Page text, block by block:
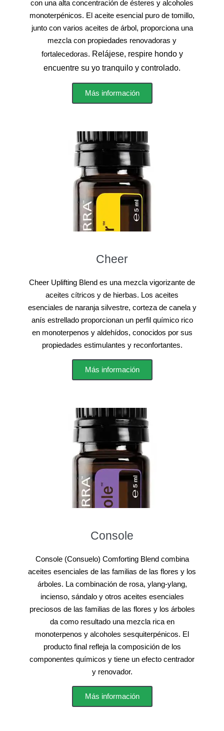
con una alta concentración de ésteres y alcoholes
monoterpénicos. El aceite esencial puro de tomillo,
junto con varios aceites de árbol, proporciona una
mezcla con propiedades renovadoras y
fortalecedoras. Relájese, respire hondo y
encuentre su yo tranquilo y controlado.
Más información
Cheer
Cheer Uplifting Blend es una mezcla vigorizante de
aceites cítricos y de hierbas. Los aceites
esenciales de naranja silvestre, corteza de canela y
anís estrellado proporcionan un perfil químico rico
en monoterpenos y aldehídos, conocidos por sus
propiedades estimulantes y reconfortantes.
Más información
Console
Console (Consuelo) Comforting Blend combina
aceites esenciales de las familias de las flores y los
árboles. La combinación de rosa, ylang-ylang,
incienso, sándalo y otros aceites esenciales
preciosos de las familias de las flores y los árboles
da como resultado una mezcla rica en
monoterpenos y alcoholes sesquiterpénicos. El
producto final refleja la composición de los
componentes químicos y tiene un efecto centrador
y renovador.
Más información